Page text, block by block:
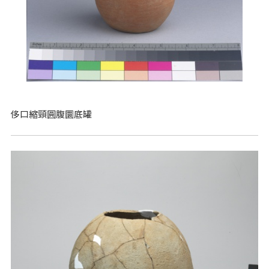
侈口縮頸圓腹圜底罐